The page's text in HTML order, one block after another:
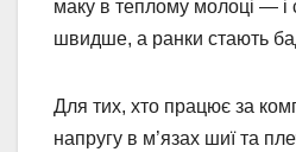
маку в теплому молоці — і
швидше, а ранки стають
Для тих, хто працює за
напругу в м’язах шиї та